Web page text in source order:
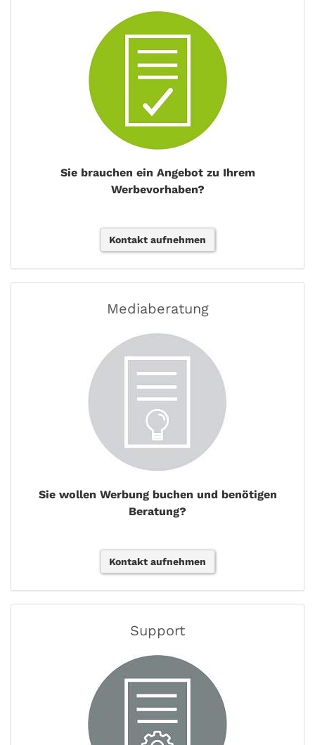
Sie brauchen ein Angebot zu Ihrem
Werbevorhaben?
Kontakt aufnehmen
Mediaberatung
Sie wollen Werbung buchen und benötigen
Beratung?
Kontakt aufnehmen
Support